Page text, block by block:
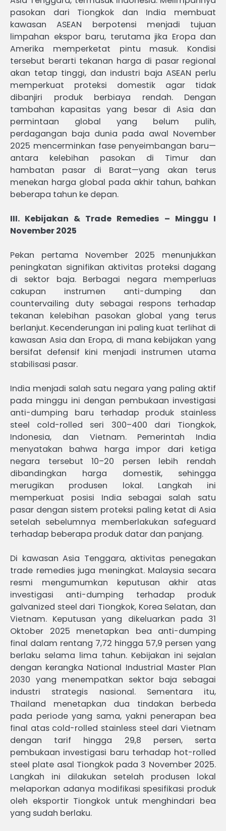
pasokan dari Tiongkok dan India membuat
kawasan ASEAN berpotensi menjadi tujuan
limpahan ekspor baru, terutama jika Eropa dan
Amerika memperketat pintu masuk. Kondisi
tersebut berarti tekanan harga di pasar regional
akan tetap tinggi, dan industri baja ASEAN perlu
memperkuat proteksi domestik agar tidak
dibanjiri produk berbiaya rendah. Dengan
tambahan kapasitas yang besar di Asia dan
permintaan global yang belum pulih,
perdagangan baja dunia pada awal November
2025 mencerminkan fase penyeimbangan baru—
antara kelebihan pasokan di Timur dan
hambatan pasar di Barat—yang akan terus
menekan harga global pada akhir tahun, bahkan
beberapa tahun ke depan.
III. Kebijakan & Trade Remedies – Minggu I
November 2025
Pekan pertama November 2025 menunjukkan
peningkatan signifikan aktivitas proteksi dagang
di sektor baja. Berbagai negara memperluas
cakupan instrumen anti-dumping dan
countervailing duty sebagai respons terhadap
tekanan kelebihan pasokan global yang terus
berlanjut. Kecenderungan ini paling kuat terlihat di
kawasan Asia dan Eropa, di mana kebijakan yang
bersifat defensif kini menjadi instrumen utama
stabilisasi pasar.
India menjadi salah satu negara yang paling aktif
pada minggu ini dengan pembukaan investigasi
anti-dumping baru terhadap produk stainless
steel cold-rolled seri 300–400 dari Tiongkok,
Indonesia, dan Vietnam. Pemerintah India
menyatakan bahwa harga impor dari ketiga
negara tersebut 10–20 persen lebih rendah
dibandingkan harga domestik, sehingga
merugikan produsen lokal. Langkah ini
memperkuat posisi India sebagai salah satu
pasar dengan sistem proteksi paling ketat di Asia
setelah sebelumnya memberlakukan safeguard
terhadap beberapa produk datar dan panjang.
Di kawasan Asia Tenggara, aktivitas penegakan
trade remedies juga meningkat. Malaysia secara
resmi mengumumkan keputusan akhir atas
investigasi anti-dumping terhadap produk
galvanized steel dari Tiongkok, Korea Selatan, dan
Vietnam. Keputusan yang dikeluarkan pada 31
Oktober 2025 menetapkan bea anti-dumping
final dalam rentang 7,72 hingga 57,9 persen yang
berlaku selama lima tahun. Kebijakan ini sejalan
dengan kerangka National Industrial Master Plan
2030 yang menempatkan sektor baja sebagai
industri strategis nasional. Sementara itu,
Thailand menetapkan dua tindakan berbeda
pada periode yang sama, yakni penerapan bea
final atas cold-rolled stainless steel dari Vietnam
dengan tarif hingga 29,8 persen, serta
pembukaan investigasi baru terhadap hot-rolled
steel plate asal Tiongkok pada 3 November 2025.
Langkah ini dilakukan setelah produsen lokal
melaporkan adanya modifikasi spesifikasi produk
oleh eksportir Tiongkok untuk menghindari bea
yang sudah berlaku.